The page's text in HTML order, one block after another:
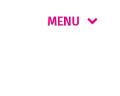
MENU